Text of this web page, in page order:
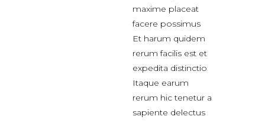
maxime placeat
facere possimus
Et harum quidem
rerum facilis est et
expedita distinctio
Itaque earum
rerum hic tenetur a
sapiente delectus